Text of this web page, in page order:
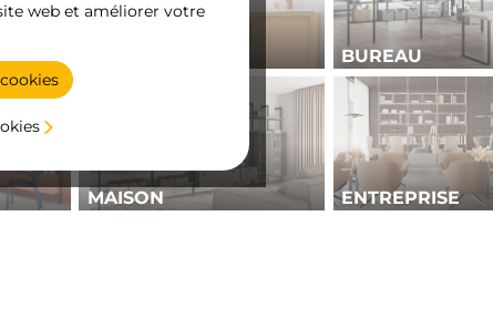
web et améliorer votre
BUREAU
MAISON ENTREPRISE